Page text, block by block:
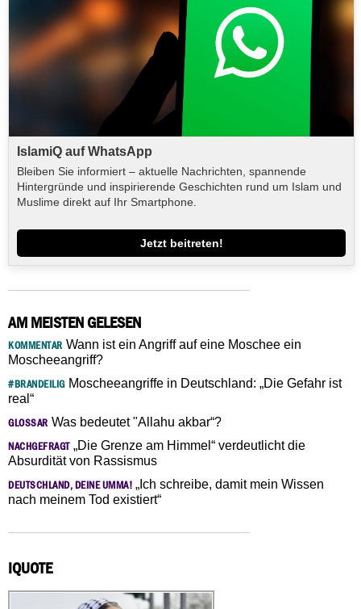
IslamiQ auf WhatsApp
Bleiben Sie informiert – aktuelle Nachrichten, spannende
Hintergründe und inspirierende Geschichten rund um Islam und
Muslime direkt auf Ihr Smartphone.
Jetzt beitreten!
AM MEISTEN GELESEN
KOMMENTAR Wann ist ein Angriff auf eine Moschee ein
Moscheeangriff?
#BRANDEILIGMoscheeangriffe in Deutschland: „Die Gefahr ist
real“
GLOSSAR Was bedeutet "Allahu akbar“?
NACHGEFRAGT„Die Grenze am Himmel“ verdeutlicht die
Absurdität von Rassismus
DEUTSCHLAND, DEINE UMMA! „Ich schreibe, damit mein Wissen
nach meinem Tod existiert“
IQUOTE